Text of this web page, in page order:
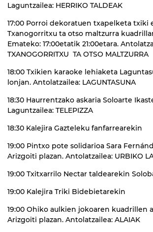
Laguntzailea: HERRIKO TALDEAK
17:00 Porroi dekoratuen txapelketa txiki
Txanogorritxu ta otso maltzurra
Emateko: 17:00etatik 21:00etara.
TXANOGORRITXU TA OTSO MALTZURRA
18:00 Txikien karaoke lehiaketa
lonjan. Antolatzailea: LAGUNTASUNA
18:30 Haurrentzako askaria Soloarte
Laguntzailea: TELEPIZZA
18:30 Kalejira Gazteleku fanfarrearekin
19:00 Pintxo pote solidarioa Sara
Arizgoiti plazan. Antolatzailea: URBIKO
19:00 Txitxarrilo Nectar taldearekin
19:00 Kalejira Triki Bidebietarekin
19:00 Ohiko aulkien jokoaren kuadrillen
Arizgoiti plazan. Antolatzailea: ALAIAK